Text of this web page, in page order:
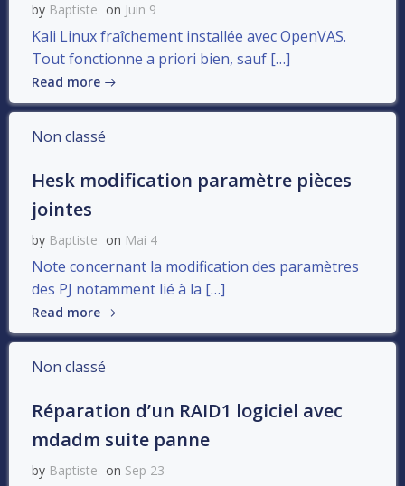
by Baptiste on Juin 9
Kali Linux fraîchement installée avec OpenVAS.
Tout fonctionne a priori bien, sauf […]
Read more
Non classé
Hesk modification paramètre pièces
jointes
by Baptiste on Mai 4
Note concernant la modification des paramètres
des PJ notamment lié à la […]
Read more
Non classé
Réparation d’un RAID1 logiciel avec
mdadm suite panne
by Baptiste on Sep 23